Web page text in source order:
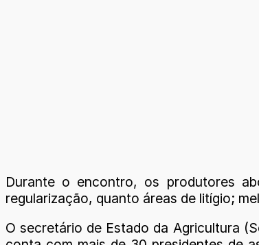
Durante o encontro, os produtores
regularização, quanto áreas de litígio;
O secretário de Estado da Agricultura